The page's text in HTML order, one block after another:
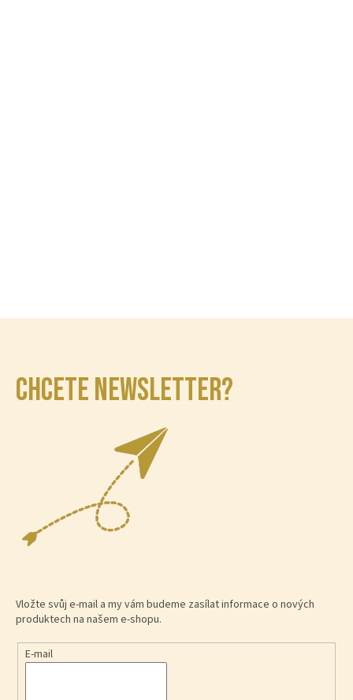
CHCETE NEWSLETTER?
Vložte svůj e-mail a my vám budeme zasílat informace o nových
produktech na našem e-shopu.
E-mail